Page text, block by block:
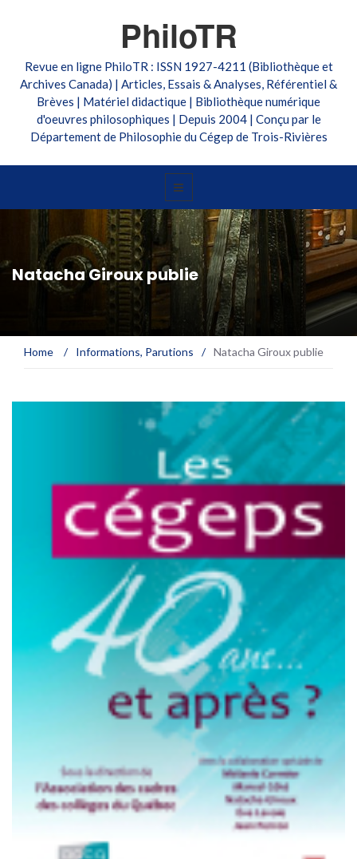
PhiloTR
Revue en ligne PhiloTR : ISSN 1927-4211 (Bibliothèque et
Archives Canada) | Articles, Essais & Analyses, Référentiel &
Brèves | Matériel didactique | Bibliothèque numérique
d'oeuvres philosophiques | Depuis 2004 | Conçu par le
Département de Philosophie du Cégep de Trois-Rivières
Natacha Giroux publie
Home / Informations, Parutions / Natacha Giroux publie